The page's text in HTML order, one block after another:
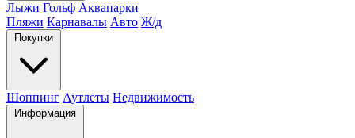
Лыжи Гольф Аквапарки
Пляжи Карнавалы Авто Ж/д
Покупки
Шоппинг Аутлеты Недвижимость
Информация